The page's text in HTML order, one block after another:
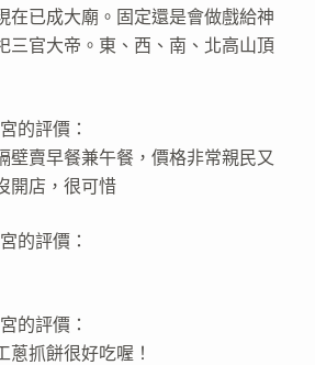
在已成大廟。固定還是會做戲給神
三官大帝。東、西、南、北高山頂
的評價：
壁賣早餐兼午餐，價格非常親民又
開店，很可惜
的評價：
的評價：
蔥抓餅很好吃喔！